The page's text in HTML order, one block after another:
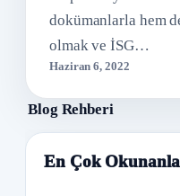
dokümanlarla hem
olmak ve İSG…
Haziran 6, 2022
Blog Rehberi
En Çok